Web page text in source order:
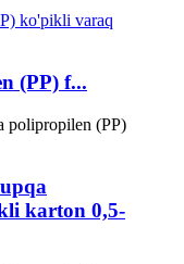
(PP) f...
karton 0,5-